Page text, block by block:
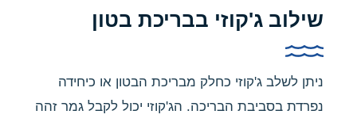
שילוב ג'קוזי בבריכת בטון
ניתן לשלב ג'קוזי כחלק מבריכת הבטון או כיחידה
נפרדת בסביבת הבריכה. הג'קוזי יכול לקבל גמר זהה